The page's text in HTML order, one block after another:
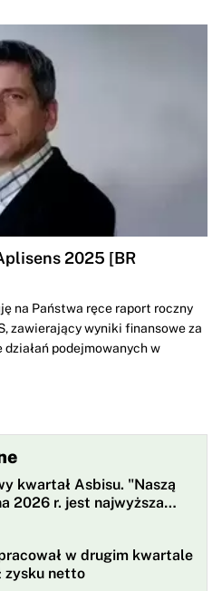
2025 [BR
na Państwa ręce raport roczny
zawierający wyniki finansowe za
podejmowanych w
kwartał Asbisu. "Naszą
2026 r. jest najwyższa
w drugim kwartale
zysku netto